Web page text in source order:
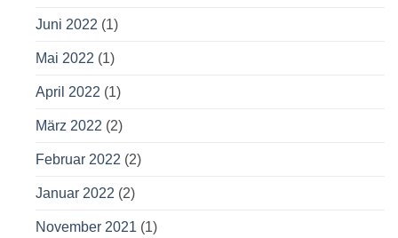
Juni 2022 (1)
Mai 2022 (1)
April 2022 (1)
März 2022 (2)
Februar 2022 (2)
Januar 2022 (2)
November 2021 (1)